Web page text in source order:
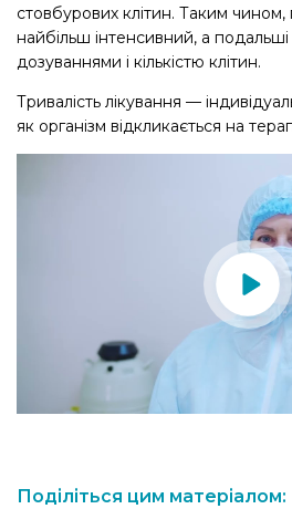
стовбурових клітин. Таким
найбільш інтенсивний, а
дозуваннями і кількістю клітин.
Тривалість лікування —
як організм відкликається на
Поділіться цим матеріалом: